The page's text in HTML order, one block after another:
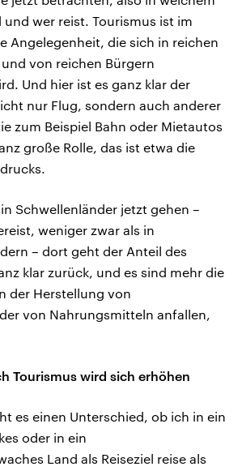
und wer reist. Tourismus ist im
Angelegenheit, die sich in reichen
von reichen Bürgern
Und hier ist es ganz klar der
nur Flug, sondern auch anderer
zum Beispiel Bahn oder Mietautos
große Rolle, das ist etwa die
Schwellenländer jetzt gehen –
weniger zwar als in
– dort geht der Anteil des
klar zurück, und es sind mehr die
der Herstellung von
von Nahrungsmitteln anfallen,
Tourismus wird sich erhöhen
es einen Unterschied, ob ich in ein
oder in ein
Land als Reiseziel reise als